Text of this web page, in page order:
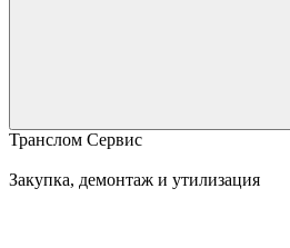
Транслом Сервис
Закупка, демонтаж и утилизация